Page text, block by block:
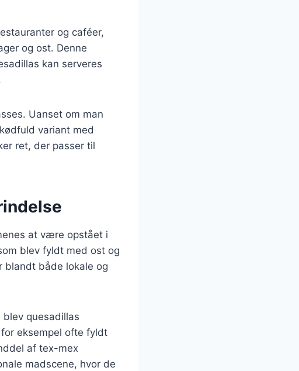
og caféer,
og ost. Denne
kan serveres
Uanset om man
variant med
ret, der passer til
at være opstået i
blev fyldt med ost og
blandt både lokale og
quesadillas
eksempel ofte fyldt
af tex-mex
madscene, hvor de